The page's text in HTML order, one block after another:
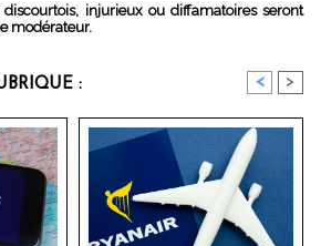
injurieux ou diffamatoires seront
modérateur.
: < >